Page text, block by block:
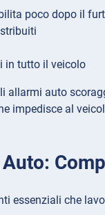
poco dopo il
in tutto il veicolo
allarmi auto
al
essenziali che